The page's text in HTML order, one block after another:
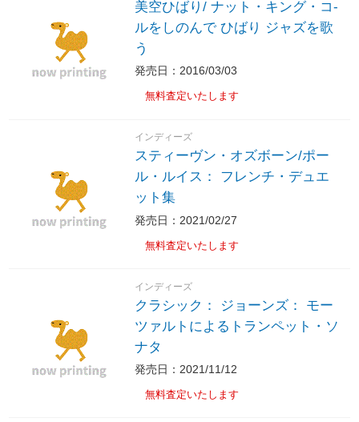
美空ひばり/ ナット・キング・コ-
ルをしのんで ひばり ジャズを歌
う
発売日：2016/03/03
無料査定いたします
インディーズ
スティーヴン・オズボーン/ポー
ル・ルイス： フレンチ・デュエ
ット集
発売日：2021/02/27
無料査定いたします
インディーズ
クラシック： ジョーンズ： モー
ツァルトによるトランペット・ソ
ナタ
発売日：2021/11/12
無料査定いたします